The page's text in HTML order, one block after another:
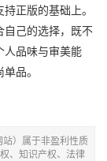
正版的基础上。
自己的选择，既不
人品味与审美能
品。
）属于非盈利性质
、知识产权、法律